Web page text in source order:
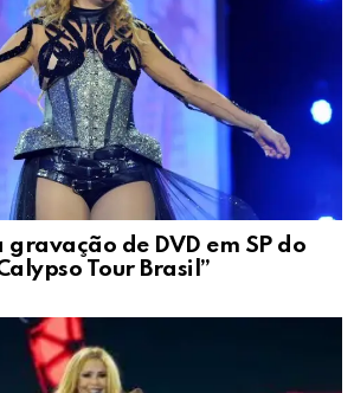
gravação de DVD em SP do
Tour Brasil”